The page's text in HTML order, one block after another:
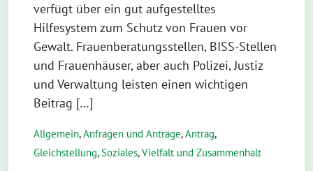
verfügt über ein gut aufgestelltes
Hilfesystem zum Schutz von Frauen vor
Gewalt. Frauenberatungsstellen, BISS-Stellen
und Frauenhäuser, aber auch Polizei, Justiz
und Verwaltung leisten einen wichtigen
Beitrag […]
Allgemein,Anfragen und Anträge,Antrag,
Gleichstellung,Soziales,Vielfalt und Zusammenhalt